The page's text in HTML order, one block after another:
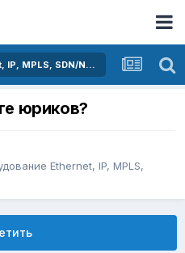
Активное оборудование Ethernet, IP, MPLS, SDN/NFV...
юриков?
Ethernet, IP, MPLS,